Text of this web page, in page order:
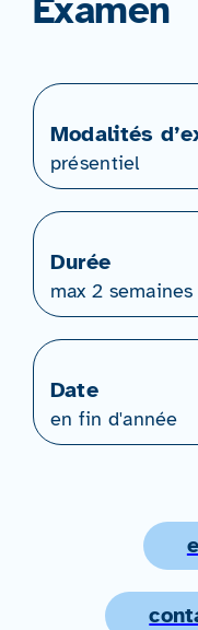
Examen
Modalités
présentiel
Durée
max 2 semaines
Date
en fin d'année